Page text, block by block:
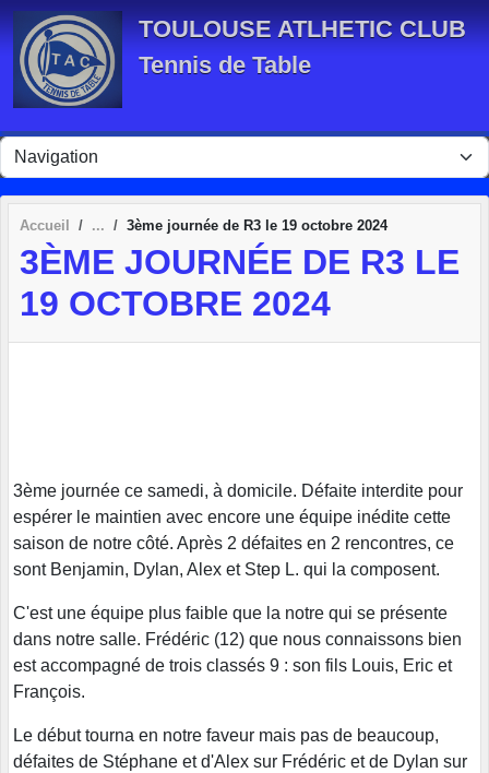
TOULOUSE ATLHETIC CLUB
Tennis de Table
Accueil 3ème journée de R3 le 19 octobre 2024
3ÈME JOURNÉE DE R3 LE
19 OCTOBRE 2024
3ème journée ce samedi, à domicile. Défaite interdite pour
espérer le maintien avec encore une équipe inédite cette
saison de notre côté. Après 2 défaites en 2 rencontres, ce
sont Benjamin, Dylan, Alex et Step L. qui la composent.
C'est une équipe plus faible que la notre qui se présente
dans notre salle. Frédéric (12) que nous connaissons bien
est accompagné de trois classés 9 : son fils Louis, Eric et
François.
Le début tourna en notre faveur mais pas de beaucoup,
défaites de Stéphane et d'Alex sur Frédéric et de Dylan sur
Panneau de gestion des cookies